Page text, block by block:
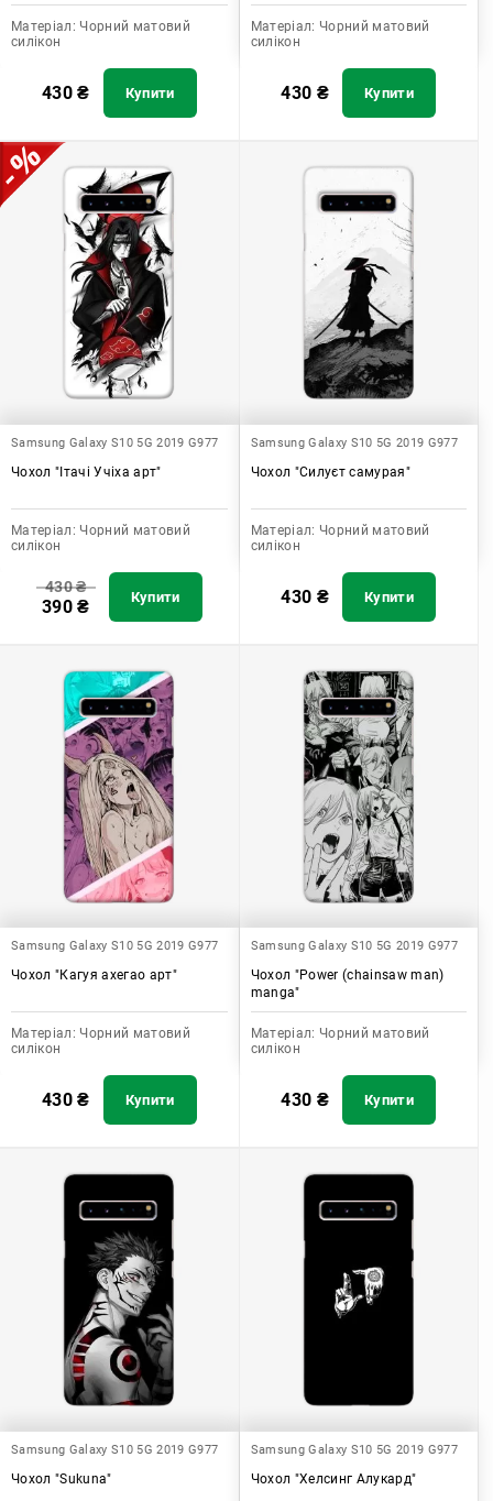
Матеріал: Чорний матовий
силікон
430₴ Купити
Матеріал: Чорний матовий
силікон
430 ₴ Купити
Samsung Galaxy S10 5G 2019 G977
Чохол "Ітачі Учіха арт"
Матеріал: Чорний матовий
силікон
430₴
390₴ Купити
Samsung Galaxy S10 5G 2019 G977
Чохол "Силуєт самурая"
Матеріал: Чорний матовий
силікон
430 ₴ Купити
Samsung Galaxy S10 5G 2019 G977
Чохол "Кагуя ахегао арт"
Матеріал: Чорний матовий
силікон
430₴ Купити
Samsung Galaxy S10 5G 2019 G977
Чохол "Power (chainsaw man)
manga"
Матеріал: Чорний матовий
силікон
430 ₴ Купити
Samsung Galaxy S10 5G 2019 G977
Чохол "Sukuna"
Samsung Galaxy S10 5G 2019 G977
Чохол "Хелсинг Алукард"